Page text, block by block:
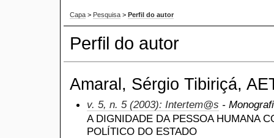
Capa > Pesquisa > Perfil do autor
Perfil do autor
Amaral, Sérgio Tibiriçá,
v. 5, n. 5 (2003): Intertem@s -
A DIGNIDADE DA PESSOA HUMANA
POLÍTICO DO ESTADO